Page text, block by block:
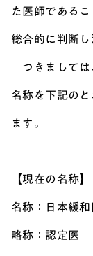
た医師である
総合的に判断し
つきましては
名称を下記の
ます。
【現在の名称】
名称：日本緩
略称：認定医